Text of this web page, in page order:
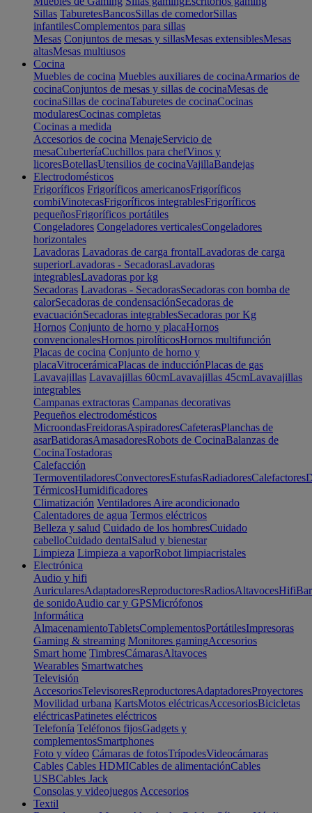
Sillas TaburetesBancosSillas de comedorSillas
infantilesComplementos para sillas
Mesas Conjuntos de mesas y sillasMesas extensiblesMesas
altasMesas multiusos
Cocina
Muebles de cocina Muebles auxiliares de cocinaArmarios de
cocinaConjuntos de mesas y sillas de cocinaMesas de
cocinaSillas de cocinaTaburetes de cocinaCocinas
modularesCocinas completas
Cocinas a medida
Accesorios de cocina MenajeServicio de
mesaCuberteríaCuchillos para chefVinos y
licoresBotellasUtensilios de cocinaVajillaBandejas
Electrodomésticos
Frigoríficos Frigoríficos americanosFrigoríficos
combiVinotecasFrigoríficos integrablesFrigoríficos
pequeñosFrigoríficos portátiles
Congeladores Congeladores verticalesCongeladores
horizontales
Lavadoras Lavadoras de carga frontalLavadoras de carga
superiorLavadoras - SecadorasLavadoras
integrablesLavadoras por kg
Secadoras Lavadoras - SecadorasSecadoras con bomba de
calorSecadoras de condensaciónSecadoras de
evacuaciónSecadoras integrablesSecadoras por Kg
Hornos Conjunto de horno y placaHornos
convencionalesHornos pirolíticosHornos multifunción
Placas de cocina Conjunto de horno y
placaVitrocerámicaPlacas de inducciónPlacas de gas
Lavavajillas Lavavajillas 60cmLavavajillas 45cmLavavajillas
integrables
Campanas extractoras Campanas decorativas
Pequeños electrodomésticos
MicroondasFreidorasAspiradoresCafeterasPlanchas de
asarBatidorasAmasadoresRobots de CocinaBalanzas de
CocinaTostadoras
Calefacción
TermoventiladoresConvectoresEstufasRadiadoresCalefactores
TérmicosHumidificadores
Climatización Ventiladores Aire acondicionado
Calentadores de agua Termos eléctricos
Belleza y salud Cuidado de los hombresCuidado
cabelloCuidado dentalSalud y bienestar
Limpieza Limpieza a vaporRobot limpiacristales
Electrónica
Audio y hifi
AuricularesAdaptadoresReproductoresRadiosAltavocesHifi
de sonidoAudio car y GPSMicrófonos
Informática
AlmacenamientoTabletsComplementosPortátilesImpresoras
Gaming & streaming Monitores gamingAccesorios
Smart home TimbresCámarasAltavoces
Wearables Smartwatches
Televisión
AccesoriosTelevisoresReproductoresAdaptadoresProyectores
Movilidad urbana KartsMotos eléctricasAccesoriosBicicletas
eléctricasPatinetes eléctricos
Telefonía Teléfonos fijosGadgets y
complementosSmartphones
Foto y vídeo Cámaras de fotosTrípodesVideocámaras
Cables Cables HDMICables de alimentaciónCables
USBCables Jack
Consolas y videojuegos Accesorios
Textil